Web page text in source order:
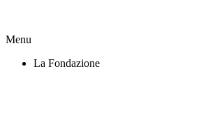
Menu
La Fondazione